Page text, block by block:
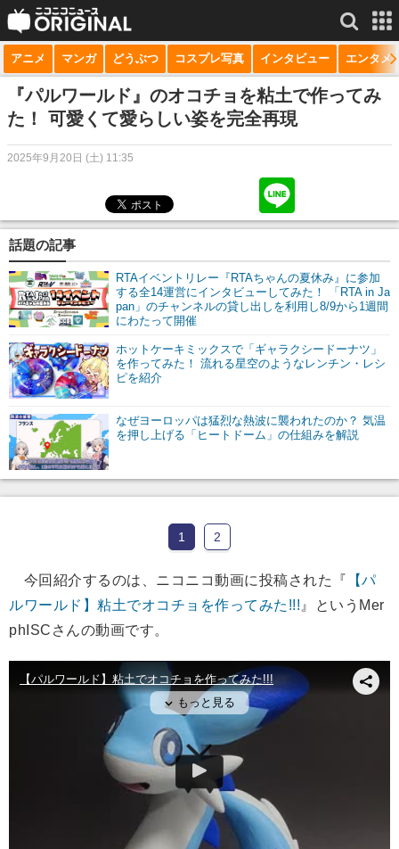
サービス一覧 もっと見る
niconico
動画
生放送
チャンネル
マンガ
ニコニコQ
アニメ マンガ どうぶつ コスプレ写真 インタビュー エンタメ
『パルワールド』のオコチョを粘土で作ってみ
た！ 可愛くて愛らしい姿を完全再現
2025年9月20日 (土) 11:35
話題の記事
RTAイベントリレー『RTAちゃんの夏休み』に参加
する全14運営にインタビューしてみた！ 「RTA in Ja
pan」のチャンネルの貸し出しを利用し8/9から1週間
にわたって開催
ホットケーキミックスで「ギャラクシードーナツ」
を作ってみた！ 流れる星空のようなレンチン・レシ
ピを紹介
なぜヨーロッパは猛烈な熱波に襲われたのか？ 気温
を押し上げる「ヒートドーム」の仕組みを解説
1 2
今回紹介するのは、ニコニコ動画に投稿された『 【パ
ルワールド】粘土でオコチョを作ってみた!!! 』というMer
phISCさんの動画です。